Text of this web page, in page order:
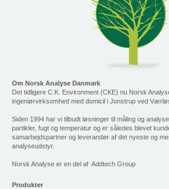
Om Norsk Analyse Danmark
Det tidligere C.K. Environment (CKE) nu Norsk
ingeniørvirksomhed med domicil i Jonstrup ved
Siden 1994 har vi tilbudt løsninger til måling og
partikler, fugt og temperatur og er således blevet
samarbejdspartner og leverandør af det nyeste og
analyseudstyr.
Norsk Analyse er en del af Addtech Group
Produkter